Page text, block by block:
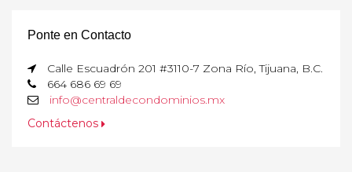
Ponte en Contacto
Calle Escuadrón 201 #3110-7 Zona Río, Tijuana, B.C.
664 686 69 69
info@centraldecondominios.mx
Contáctenos